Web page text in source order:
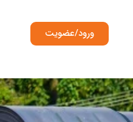
ورود/عضویت